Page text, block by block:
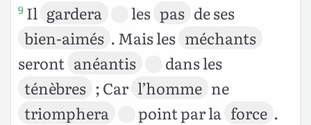
9 Il gardera les pas de ses
bien-aimés . Mais les méchants
seront anéantis
dans les
ténèbres ; Car l’homme ne
triomphera
point par la force .